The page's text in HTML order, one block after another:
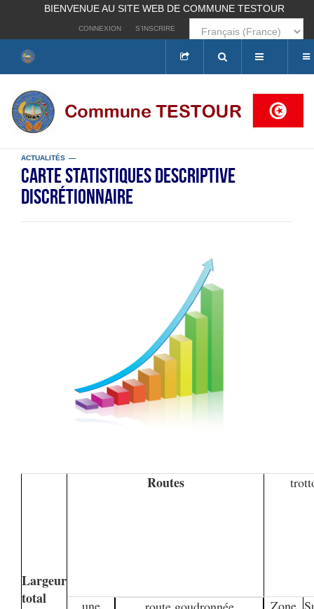
BIENVENUE AU SITE WEB DE COMMUNE TESTOUR
CONNEXION S’INSCRIRE
Rechercher
ACTUALITÉS
carte statistiques descriptive
discrétionnaire
Largeur
total
Routes
une
Zone